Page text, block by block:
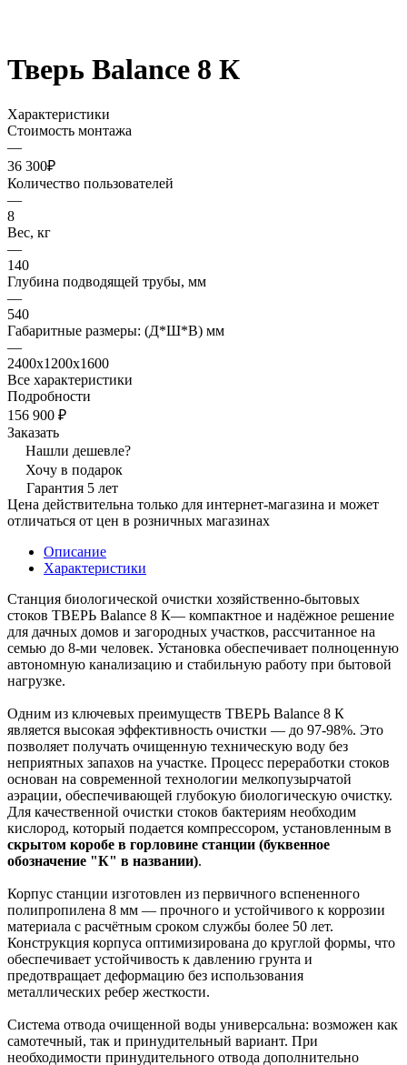
Тверь Balance 8 К
Характеристики
Стоимость монтажа
—
36 300₽
Количество пользователей
—
8
Вес, кг
—
140
Глубина подводящей трубы, мм
—
540
Габаритные размеры: (Д*Ш*В) мм
—
2400х1200х1600
Все характеристики
Подробности
156 900 ₽
Заказать
Нашли дешевле?
Хочу в подарок
Гарантия 5 лет
Цена действительна только для интернет-магазина и может
отличаться от цен в розничных магазинах
Описание
Характеристики
Станция биологической очистки хозяйственно-бытовых
стоков ТВЕРЬ Balance 8 К— компактное и надёжное решение
для дачных домов и загородных участков, рассчитанное на
семью до 8-ми человек. Установка обеспечивает полноценную
автономную канализацию и стабильную работу при бытовой
нагрузке.
Одним из ключевых преимуществ ТВЕРЬ Balance 8 К
является высокая эффективность очистки — до 97-98%. Это
позволяет получать очищенную техническую воду без
неприятных запахов на участке. Процесс переработки стоков
основан на современной технологии мелкопузырчатой
аэрации, обеспечивающей глубокую биологическую очистку.
Для качественной очистки стоков бактериям необходим
кислород, который подается компрессором, установленным в
скрытом коробе в горловине станции (буквенное
обозначение "К" в названии).
Корпус станции изготовлен из первичного вспененного
полипропилена 8 мм — прочного и устойчивого к коррозии
материала с расчётным сроком службы более 50 лет.
Конструкция корпуса оптимизирована до круглой формы, что
обеспечивает устойчивость к давлению грунта и
предотвращает деформацию без использования
металлических ребер жесткости.
Система отвода очищенной воды универсальна: возможен как
самотечный, так и принудительный вариант. При
необходимости принудительного отвода дополнительно